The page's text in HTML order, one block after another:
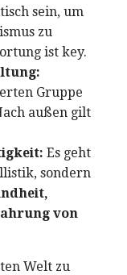
sein, um
zu
ist key.
Gruppe
außen gilt
Es geht
sondern
von
Welt zu